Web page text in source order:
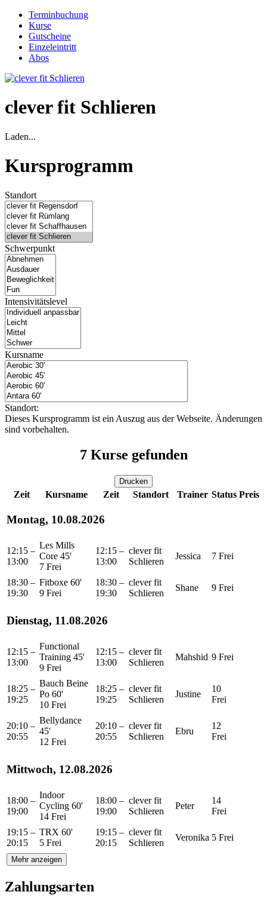
Terminbuchung
Kurse
Gutscheine
Einzeleintritt
Abos
clever fit Schlieren
Laden...
Kursprogramm
Standort
Schwerpunkt
Intensivitätslevel
Kursname
Standort:
Dieses Kursprogramm ist ein Auszug aus der Webseite. Änderungen
sind vorbehalten.
7Kurse gefunden
Drucken
Zeit Kursname Zeit Standort Trainer Status Preis
Montag, 10.08.2026
12:15 –
13:00
Les Mills
Core 45'
7 Frei
12:15 –
13:00
clever fit
Schlieren
Jessica 7 Frei
18:30 –
19:30
Fitboxe 60'
9 Frei
18:30 –
19:30
clever fit
Schlieren
Shane 9 Frei
Dienstag, 11.08.2026
12:15 –
13:00
Functional
Training 45'
9 Frei
12:15 –
13:00
clever fit
Schlieren
Mahshid 9 Frei
18:25 –
19:25
Bauch Beine
Po 60'
10 Frei
18:25 –
19:25
clever fit
Schlieren
Justine
10
Frei
20:10 –
20:55
Bellydance
45'
12 Frei
20:10 –
20:55
clever fit
Schlieren
Ebru
12
Frei
Mittwoch, 12.08.2026
18:00 –
19:00
Indoor
Cycling 60'
14 Frei
18:00 –
19:00
clever fit
Schlieren
Peter
14
Frei
19:15 –
20:15
TRX 60'
5 Frei
19:15 –
20:15
clever fit
Schlieren
Veronika 5 Frei
Mehr anzeigen
Zahlungsarten